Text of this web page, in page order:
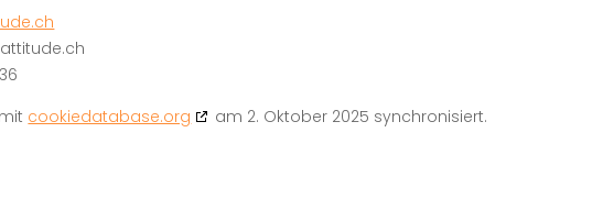
cookiedatabase.org am 2. Oktober 2025 synchronisiert.